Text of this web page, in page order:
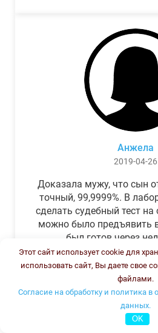
Анжела
2019-04-26
Доказала мужу, что сын
точный, 99,9999%. В
сделать судебный тест на
можно было предъявить
был готов через
обещали.Теперь муж
Этот сайт использует cookie для
использовать сайт, Вы даете свое
файлами.
Согласие на обработку и политика
данных.
OK